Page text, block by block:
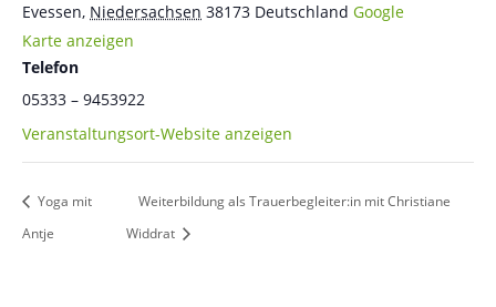
Evessen, Niedersachsen 38173 Deutschland Google
Karte anzeigen
Telefon
05333 – 9453922
Veranstaltungsort-Website anzeigen
Yoga mit
Antje
Weiterbildung als Trauerbegleiter:in mit Christiane
Widdrat